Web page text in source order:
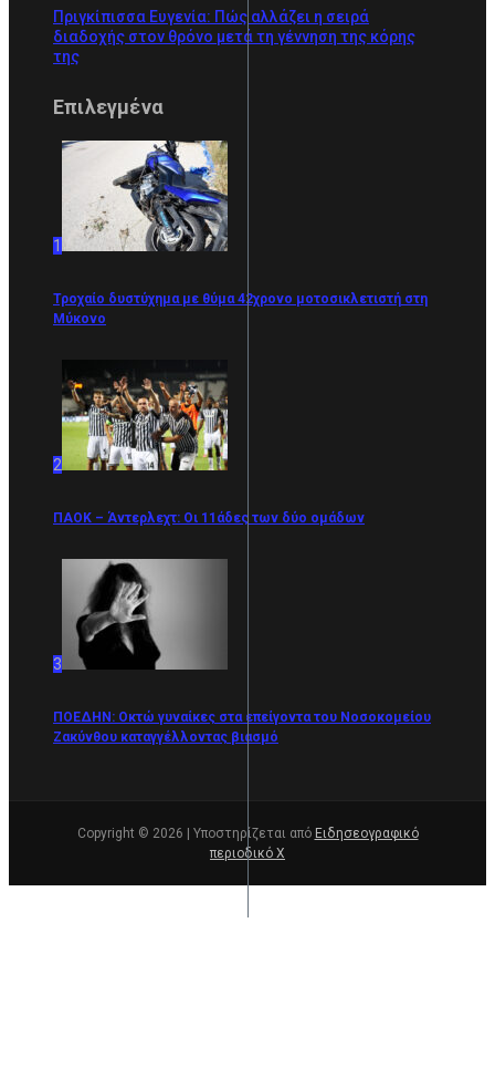
Πριγκίπισσα Ευγενία: Πώς αλλάζει η σειρά
διαδοχής στον θρόνο μετά τη γέννηση της κόρης
της
Επιλεγμένα
1
Τροχαίο δυστύχημα με θύμα 42χρονο μοτοσικλετιστή στη
Μύκονο
2
ΠΑΟΚ – Άντερλεχτ: Οι 11άδες των δύο ομάδων
3
ΠΟΕΔΗΝ: Οκτώ γυναίκες στα επείγοντα του Νοσοκομείου
Ζακύνθου καταγγέλλοντας βιασμό
Copyright © 2026 | Υποστηρίζεται από Ειδησεογραφικό
περιοδικό Χ